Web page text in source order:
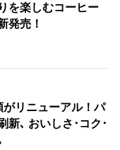
を楽しむコーヒー
発売！
がリニューアル！パ
新､ おいしさ･コク･